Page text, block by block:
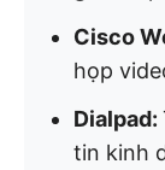
Cisco
họp
Dialpad:
tin kinh